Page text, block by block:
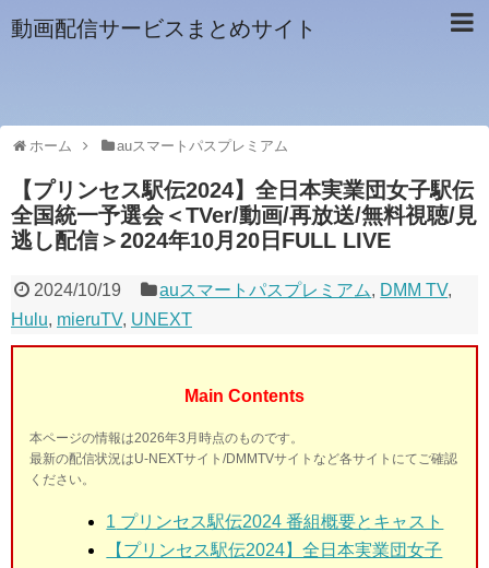
動画配信サービスまとめサイト
ホーム auスマートパスプレミアム
【プリンセス駅伝2024】全日本実業団女子駅伝
全国統一予選会＜TVer/動画/再放送/無料視聴/見
逃し配信＞2024年10月20日FULL LIVE
2024/10/19 auスマートパスプレミアム, DMM TV,
Hulu, mieruTV, UNEXT
Main Contents
本ページの情報は2026年3月時点のものです。
最新の配信状況はU-NEXTサイト/DMMTVサイトなど各サイトにてご確認
ください。
1 プリンセス駅伝2024 番組概要とキャスト
【プリンセス駅伝2024】全日本実業団女子